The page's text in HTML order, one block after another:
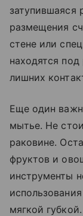
размещения
стене или
находятся
лишних
Еще один
мытье. Не
раковине.
фруктов и
инструменты
мягкой